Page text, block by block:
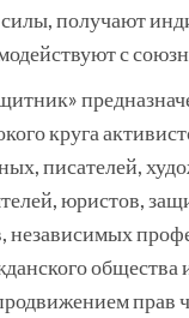
получают
с
круга
писателей,
юристов,
независимых
общества
прав